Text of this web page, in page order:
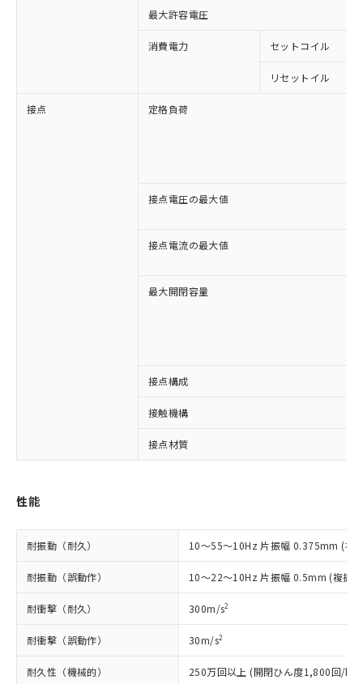
最大許容電圧
消費電力 セットコイル
リセットイル
接点 定格負荷
接点電圧の最大値
接点電流の最大値
最大開閉容量
接点構成
接触機構
接点材質
性能
耐振動（耐久） 10～55～10Hz 片振幅 0.375mm (複
耐振動（誤動作） 10～22～10Hz 片振幅 0.5mm (複振
耐衝撃（耐久） 300m/s2
耐衝撃（誤動作） 30m/s2
耐久性（機械的） 250万回以上 (開閉ひん度1,800回/h)
ご利用条件
ご利用ください。
当社制御機器事業取扱商品の中には、
本サービスの対象外となる商品もある
ことをご了承ください。
在庫状況および標準価格照会結果は、
記載している更新日時点での社内デー
タに基づき作成されるものであり、閲
覧された時点での実際の在庫および標
準価格とは異なる場合があることをご
了承ください。
有に対応した製品に切り替える予定のある
対応予定なし：EU RoHS指令（10物質）の
定はありません。
調査・確認中：EU RoHS指令（10物質）の
害物質有無と関係のない商品です。
仕入先様の事情により、非含有部品として
むを得ず変更することがあります。
ミウム(Cd) 100ppm以下、
六価クロム(Cr(Ⅵ)) 1000ppm以下、ポリ臭化ビフェニル
類(PBB) 1000ppm以下、ポリ臭化ジフェニルエーテル類
(PBDE) 1000ppm以下、フタル酸ビス(2-エチルヘキシ
基準値以下であることを示します。
「×」：最大均質材料含有率が中国RoHSの
基準値を超えていることを示します。
「－」：未確認です。当社販売部門へお問
*中国RoHS10物質の基準値 (GB/T26572)：
Pb(鉛) :1000ppm、 Hg(水銀) : 1000ppm、 Cd(カドミウ
Cr(Ⅵ)(六価クロム) : 1000ppm、 PBBs(ポリ臭化ビフェ
当社は、これら貴社製品のうち、外国
（以下｢規制貨物等」という）を輸出
または国外への提供する場合は、日本
国政府の輸出許可(または役務取引許
可)を取得するなどの必要な手続きを
とります。
号